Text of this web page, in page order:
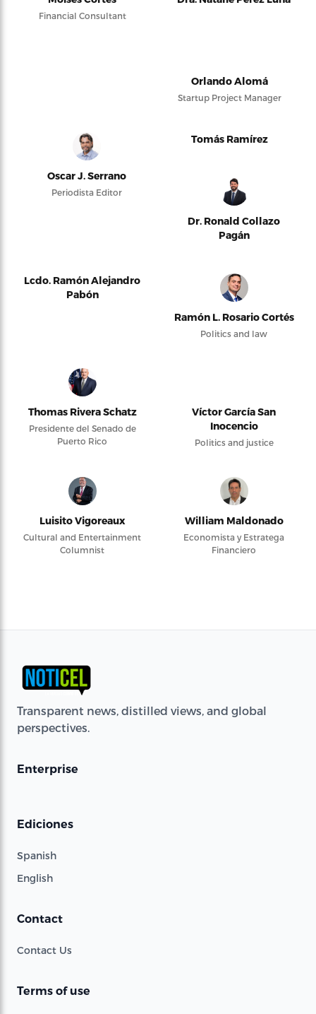
Financial Consultant
Orlando Alomá
Startup Project Manager
Oscar J. Serrano
Periodista Editor
Tomás Ramírez
Dr. Ronald Collazo
Pagán
Lcdo. Ramón Alejandro
Pabón
Ramón L. Rosario Cortés
Politics and law
Thomas Rivera Schatz
Presidente del Senado de
Puerto Rico
Víctor García San
Inocencio
Politics and justice
Luisito Vigoreaux
Cultural and Entertainment
Columnist
William Maldonado
Economista y Estratega
Financiero
Transparent news, distilled views, and global
perspectives.
Enterprise
Ediciones
Spanish
English
Contact
Contact Us
Terms of use